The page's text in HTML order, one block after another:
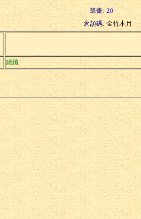
筆畫: 20
倉頡碼: 金竹木月
鐵鎗